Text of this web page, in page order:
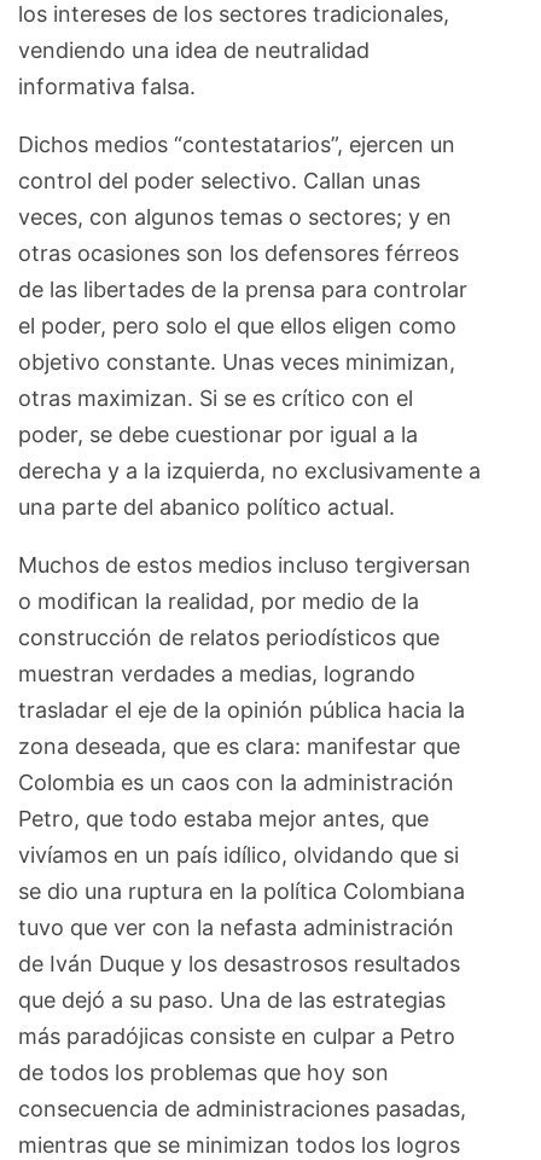
los intereses de los sectores tradicionales,
vendiendo una idea de neutralidad
informativa falsa.
Dichos medios “contestatarios”, ejercen un
control del poder selectivo. Callan unas
veces, con algunos temas o sectores; y en
otras ocasiones son los defensores férreos
de las libertades de la prensa para controlar
el poder, pero solo el que ellos eligen como
objetivo constante. Unas veces minimizan,
otras maximizan. Si se es crítico con el
poder, se debe cuestionar por igual a la
derecha y a la izquierda, no exclusivamente a
una parte del abanico político actual.
Muchos de estos medios incluso tergiversan
o modifican la realidad, por medio de la
construcción de relatos periodísticos que
muestran verdades a medias, logrando
trasladar el eje de la opinión pública hacia la
zona deseada, que es clara: manifestar que
Colombia es un caos con la administración
Petro, que todo estaba mejor antes, que
vivíamos en un país idílico, olvidando que si
se dio una ruptura en la política Colombiana
tuvo que ver con la nefasta administración
de Iván Duque y los desastrosos resultados
que dejó a su paso. Una de las estrategias
más paradójicas consiste en culpar a Petro
de todos los problemas que hoy son
consecuencia de administraciones pasadas,
mientras que se minimizan todos los logros